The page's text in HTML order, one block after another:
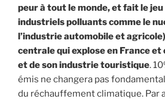
peur à tout le monde, et fait le jeu
industriels polluants comme le
l’industrie automobile et agricole)
centrale qui explose en France et
et de son industrie touristique.
émis ne changera pas
du réchauffement climatique. Par